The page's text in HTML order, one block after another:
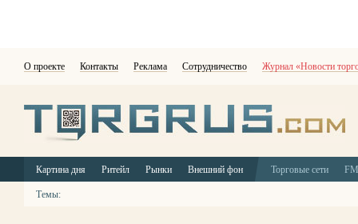
О проекте Контакты Реклама Сотрудничество Журнал «Новости
Картина дня Ритейл Рынки Внешний фон Торговые сети
Темы: